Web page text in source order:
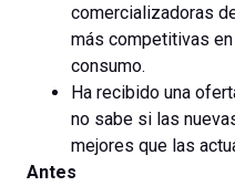
comercializadoras
más competitivas
consumo.
Ha recibido una
no sabe si las
mejores que las
Antes